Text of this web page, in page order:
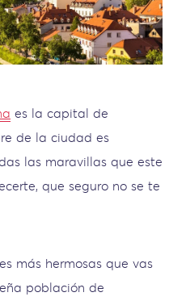
es la capital de
de la ciudad es
las maravillas que este
que seguro no se te
más hermosas que vas
población de